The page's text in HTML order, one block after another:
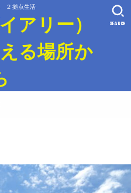
２拠点生活
アリー）
る場所か
SEARCH